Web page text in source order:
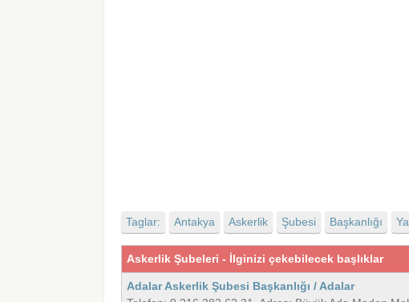
Taglar: Antakya Askerlik Şubesi Başkanlığı
Askerlik Şubeleri - İlginizi çekebilecek başlıklar
Adalar Askerlik Şubesi Başkanlığı / Adalar